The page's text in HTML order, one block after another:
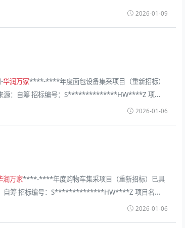
2026-01-09
华润万家****-****年度面包设备集采项目（重新招标）
来源：自筹 招标编号：S**************HW****Z 项...
2026-01-06
润万家****-****年度购物车集采项目（重新招标）已具
：自筹 招标编号：S**************HW****Z 项目名...
2026-01-06